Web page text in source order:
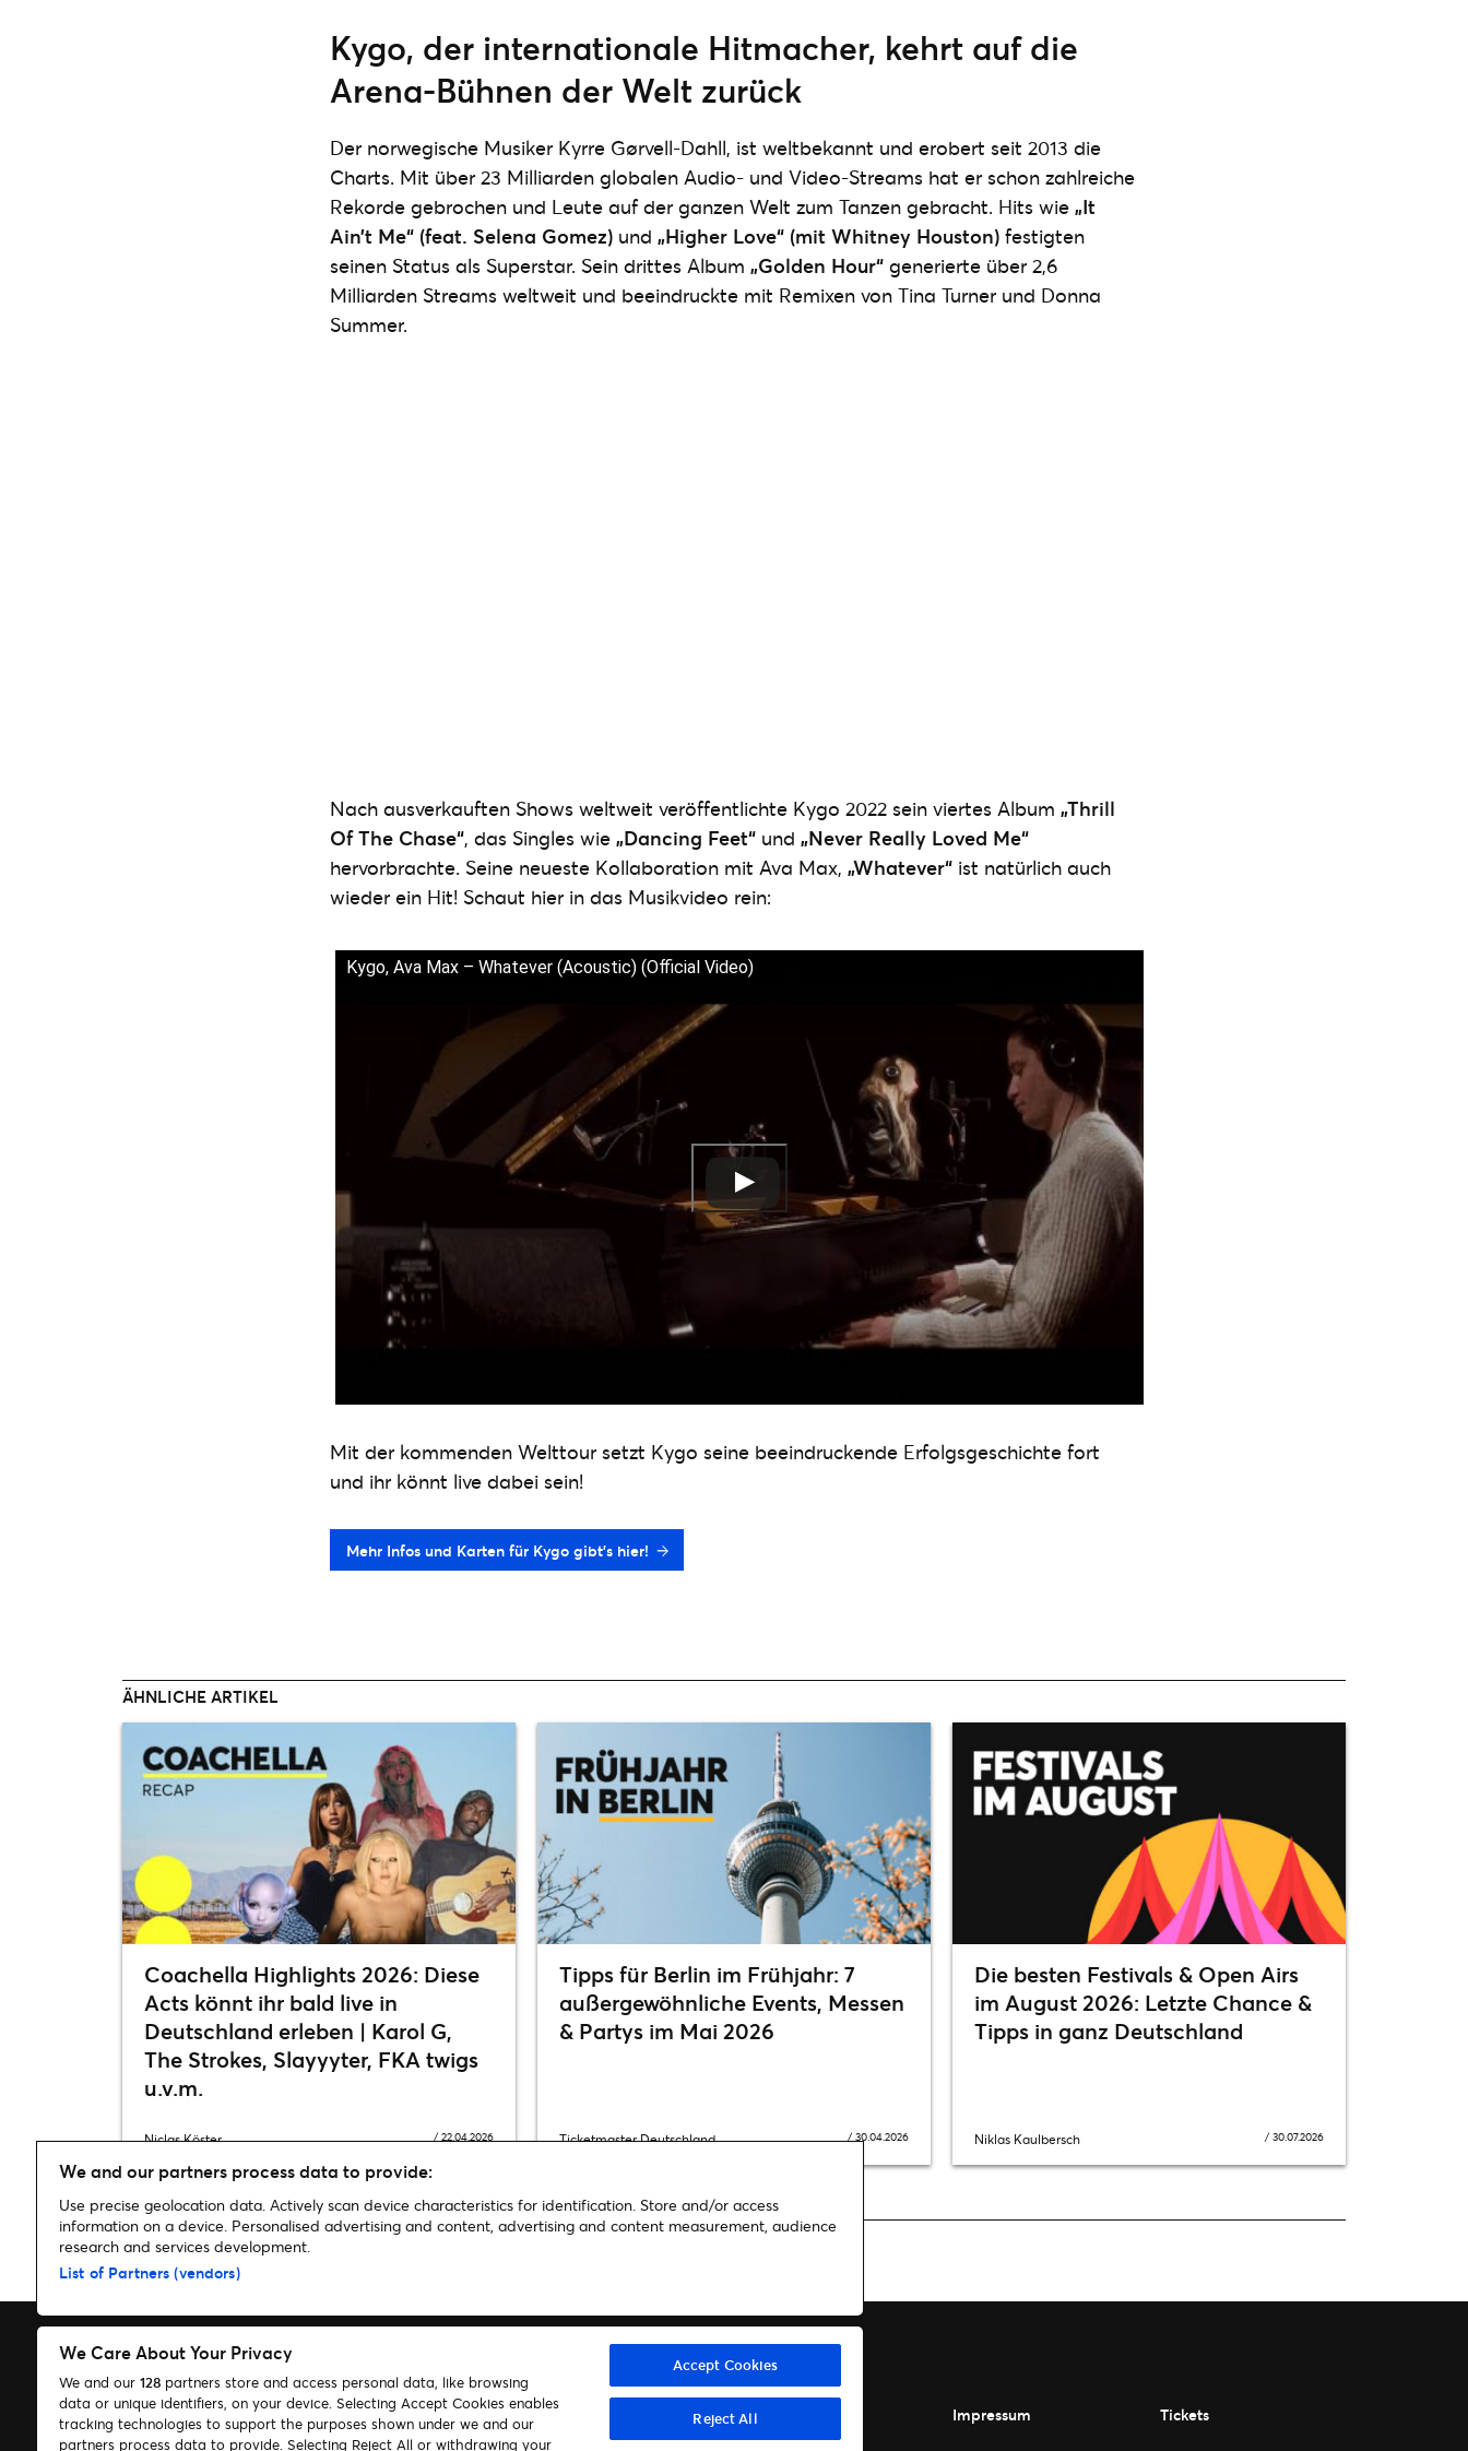
Kygo, der internationale Hitmacher, kehrt auf die
Arena-Bühnen der Welt zurück
Der norwegische Musiker Kyrre Gørvell-Dahll, ist weltbekannt und erobert seit 2013 die
Charts. Mit über 23 Milliarden globalen Audio- und Video-Streams hat er schon zahlreiche
Rekorde gebrochen und Leute auf der ganzen Welt zum Tanzen gebracht. Hits wie „It
Ain’t Me“ (feat. Selena Gomez) und „Higher Love“ (mit Whitney Houston) festigten
seinen Status als Superstar. Sein drittes Album „Golden Hour“ generierte über 2,6
Milliarden Streams weltweit und beeindruckte mit Remixen von Tina Turner und Donna
Summer.
Nach ausverkauften Shows weltweit veröffentlichte Kygo 2022 sein viertes Album „Thrill
Of The Chase“, das Singles wie „Dancing Feet“ und „Never Really Loved Me“
hervorbrachte. Seine neueste Kollaboration mit Ava Max, „Whatever“ ist natürlich auch
wieder ein Hit! Schaut hier in das Musikvideo rein:
Kygo, Ava Max – Whatever (Acoustic) (Official Video)
Mit der kommenden Welttour setzt Kygo seine beeindruckende Erfolgsgeschichte fort
und ihr könnt live dabei sein!
Mehr Infos und Karten für Kygo gibt’s hier!
ÄHNLICHE ARTIKEL
Coachella Highlights 2026: Diese
Acts könnt ihr bald live in
Deutschland erleben | Karol G,
The Strokes, Slayyyter, FKA twigs
u.v.m.
Niclas Köster /22.04.2026
Tipps für Berlin im Frühjahr: 7
außergewöhnliche Events, Messen
& Partys im Mai 2026
Ticketmaster Deutschland /30.04.2026
Die besten Festivals & Open Airs
im August 2026: Letzte Chance &
Tipps in ganz Deutschland
Niklas Kaulbersch /30.07.2026
Home»Musik»Kygo kündigt Welttournee an und kommt im November live nach Deutschland | Konzerte in Berlin und Köln
Suchen
Autor*innen Kontakt Impressum Tickets
We and our partners process data to provide:
Use precise geolocation data. Actively scan device characteristics for identification. Store and/or access
information on a device. Personalised advertising and content, advertising and content measurement, audience
research and services development.
List of Partners (vendors)
We Care About Your Privacy
We and our 128 partners store and access personal data, like browsing
data or unique identifiers, on your device. Selecting Accept Cookies enables
tracking technologies to support the purposes shown under we and our
partners process data to provide. Selecting Reject All or withdrawing your
Accept Cookies
Reject All